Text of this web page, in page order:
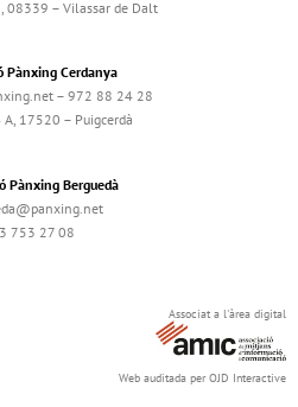
08339 – Vilassar de Dalt
Pànxing Cerdanya
– 972 88 24 28
17520 – Puigcerdà
Pànxing Berguedà
753 27 08
Associat a l'àrea digital
Web auditada per OJD Interactive